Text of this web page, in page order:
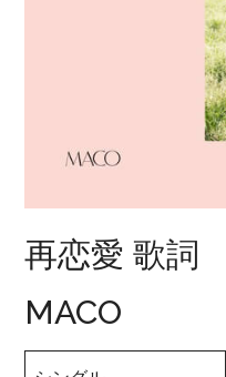
再恋愛 歌詞
MACO